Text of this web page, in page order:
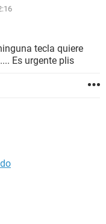
tecla quiere
Es urgente plis